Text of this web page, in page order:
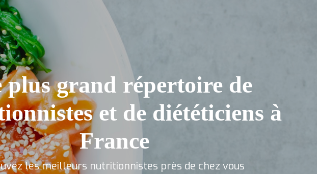
plus grand répertoire de
et de diététiciens à
France
les meilleurs nutritionnistes près de chez vous